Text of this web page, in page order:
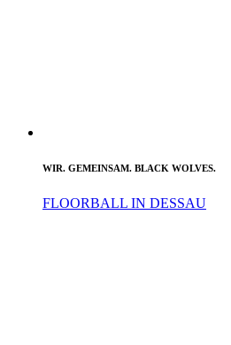
WIR. GEMEINSAM. BLACK WOLVES.
FLOORBALL IN DESSAU